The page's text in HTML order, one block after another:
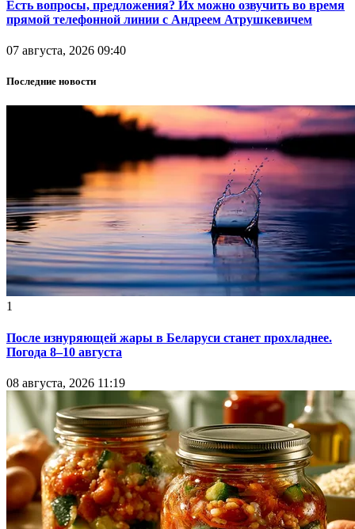
Есть вопросы, предложения? Их можно озвучить во время
прямой телефонной линии с Андреем Атрушкевичем
07 августа, 2026 09:40
Последние новости
1
После изнуряющей жары в Беларуси станет прохладнее.
Погода 8–10 августа
08 августа, 2026 11:19